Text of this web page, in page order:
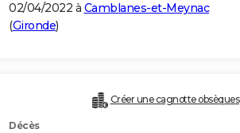
02/04/2022 à Camblanes-et-Meynac
(Gironde)
Créer une cagnotte obsèques
Décès